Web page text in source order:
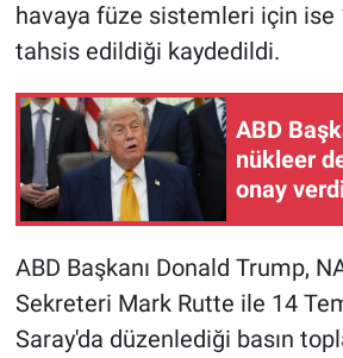
havaya füze sistemleri için ise
tahsis edildiği kaydedildi.
ABD
nükleer
onay
ABD Başkanı Donald Trump,
Sekreteri Mark Rutte ile 14
Saray'da düzenlediği basın
Kimdir
Koronavirüs
Kültür Sanat
Ne demişti
Nedir
Popüler